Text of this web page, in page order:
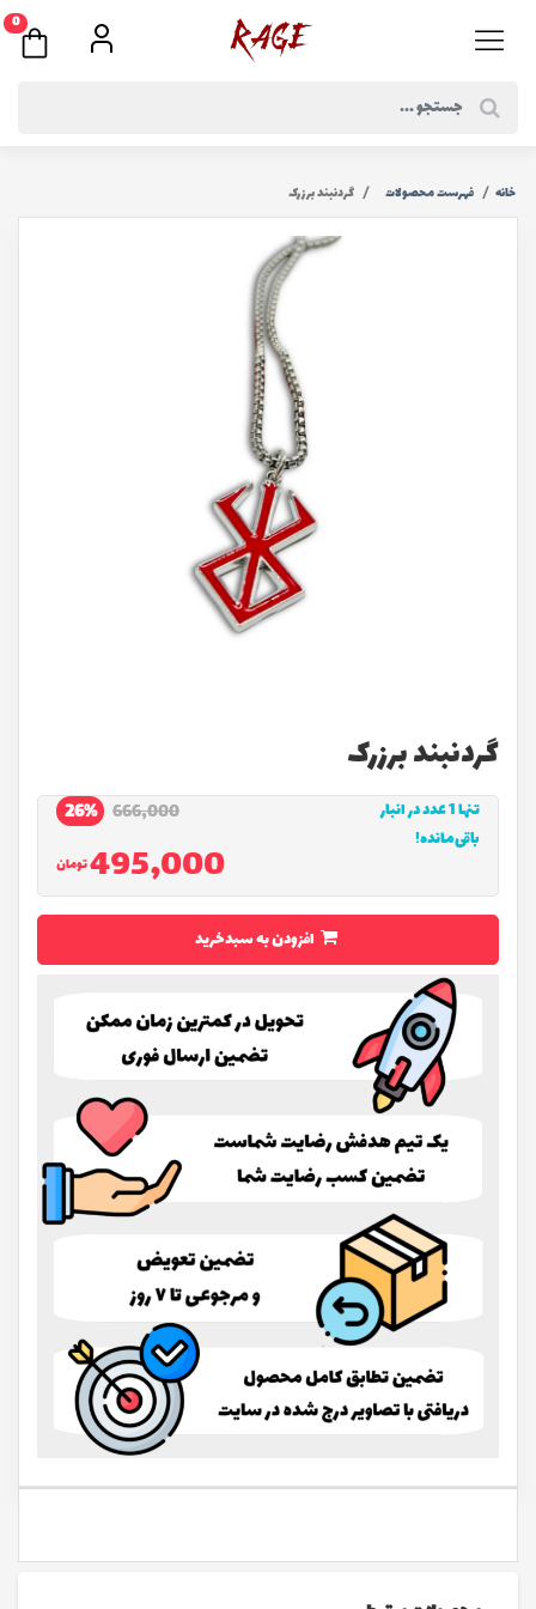
0
خانه فهرست محصولات گردنبند برزرک
گردنبند برزرک
تنها 1 عدد در انبار
باقی‌مانده!
666,000
26%
495,000تومان